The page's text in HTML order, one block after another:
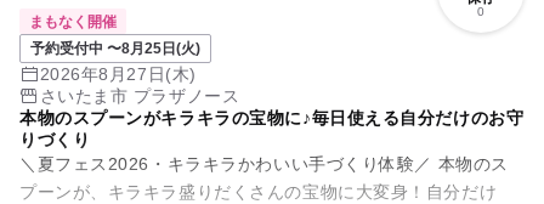
0
まもなく開催
予約受付中 〜8月25日(火)
2026年8月27日(木)
さいたま市 プラザノース
本物のスプーンがキラキラの宝物に♪毎日使える自分だけのお守
りづくり
＼夏フェス2026・キラキラかわいい手づくり体験／ 本物のス
プーンが、キラキラ盛りだくさんの宝物に大変身！自分だけ